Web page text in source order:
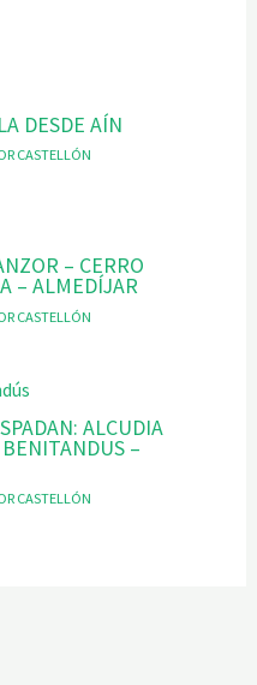
DESDE AÍN
CASTELLÓN
– CERRO
– ALMEDÍJAR
CASTELLÓN
ALCUDIA
–
CASTELLÓN